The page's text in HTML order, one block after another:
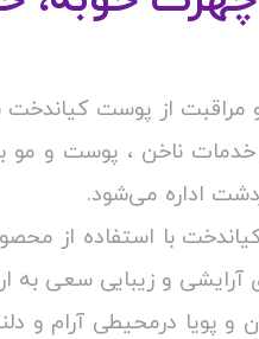
مراقبت از پوست کیاندخت
خدمات ناخن ، پوست و
اداره می‌شود.
با استفاده از
و زیبایی سعی به
و پویا درمحیطی آرام و